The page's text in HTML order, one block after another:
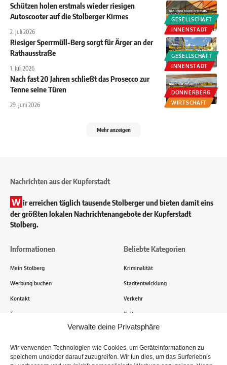
Verwalte deine Privatsphäre
Wir verwenden Technologien wie Cookies, um Geräteinformationen zu
speichern und/oder darauf zuzugreifen. Wir tun dies, um das Surferlebnis
GESELLSCHAFT
INNENSTADT
Schützen holen erstmals wieder riesigen
Autoscooter auf die Stolberger Kirmes
2. Juli 2026
GESELLSCHAFT
INNENSTADT
Riesiger Sperrmüll-Berg sorgt für Ärger an der
Rathausstraße
1. Juli 2026
DONNERBERG
WIRTSCHAFT
Nach fast 20 Jahren schließt das Prosecco zur
Tenne seine Türen
29. Juni 2026
Mehr anzeigen
Nachrichten aus der Kupferstadt
W ir erreichen täglich tausende Stolberger und bieten damit eins
der größten lokalen Nachrichtenangebote der Kupferstadt
Stolberg.
Informationen
Mein Stolberg
Werbung buchen
Kontakt
Transparenz
Beliebte Kategorien
Kriminalität
Stadtentwicklung
Verkehr
Kultur
Tausende Stolberger sind bereits dabei! Du sendest uns